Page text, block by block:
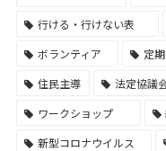
行ける・行けない表
ボランティア
定
住民主導
法定協議
ワークショップ
新型コロナウイルス